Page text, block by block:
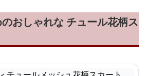
おしゃれな チュール花柄ス